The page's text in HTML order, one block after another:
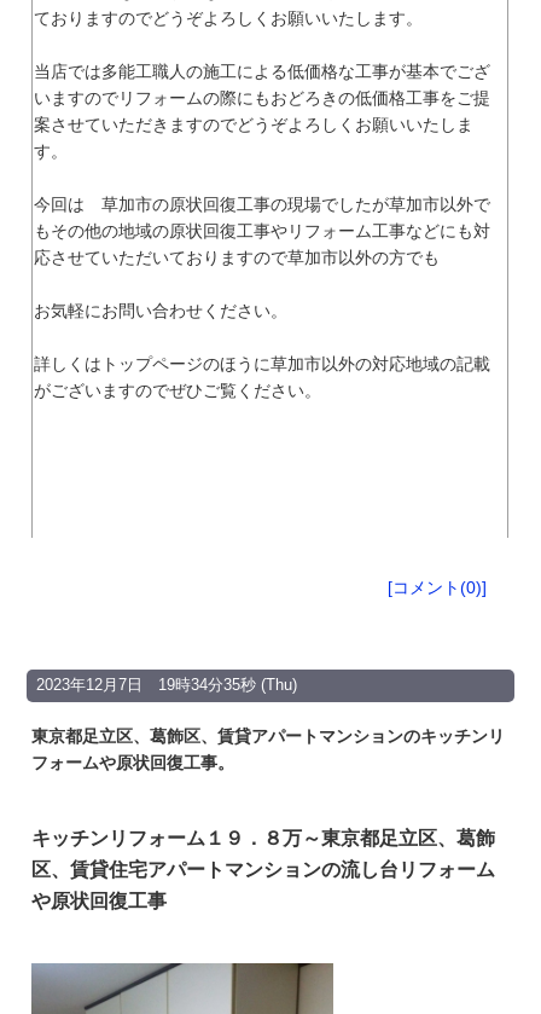
ておりますのでどうぞよろしくお願いいたします。
当店では多能工職人の施工による低価格な工事が基本でござ
いますのでリフォームの際にもおどろきの低価格工事をご提
案させていただきますのでどうぞよろしくお願いいたしま
す。
今回は 草加市の原状回復工事の現場でしたが草加市以外で
もその他の地域の原状回復工事やリフォーム工事などにも対
応させていただいておりますので草加市以外の方でも
お気軽にお問い合わせください。
詳しくはトップページのほうに草加市以外の対応地域の記載
がございますのでぜひご覧ください。
[コメント(0)]
2023年12月7日 19時34分35秒 (Thu)
東京都足立区、葛飾区、賃貸アパートマンションのキッチンリ
フォームや原状回復工事。
キッチンリフォーム１９．８万～東京都足立区、葛飾
区、賃貸住宅アパートマンションの流し台リフォーム
や原状回復工事